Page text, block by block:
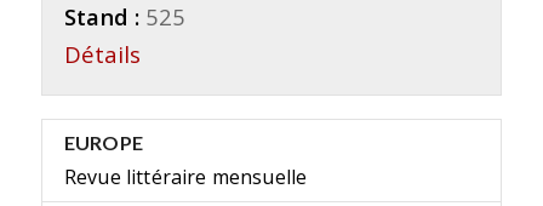
Stand : 525
Détails
EUROPE
Revue littéraire mensuelle